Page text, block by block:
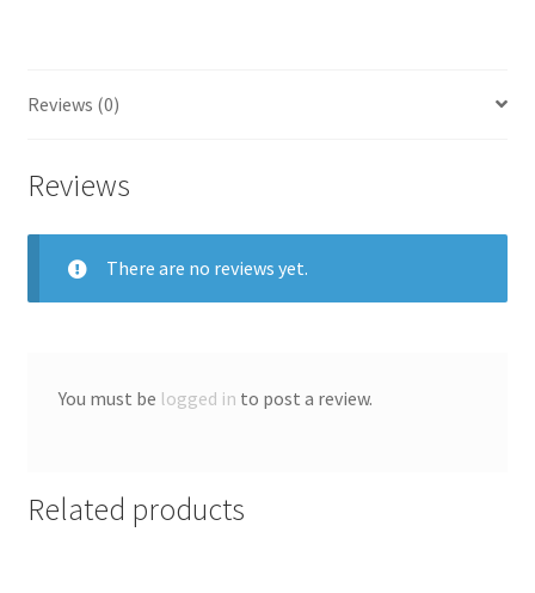
Reviews (0)
Reviews
There are no reviews yet.
You must be logged in to post a review.
Related products